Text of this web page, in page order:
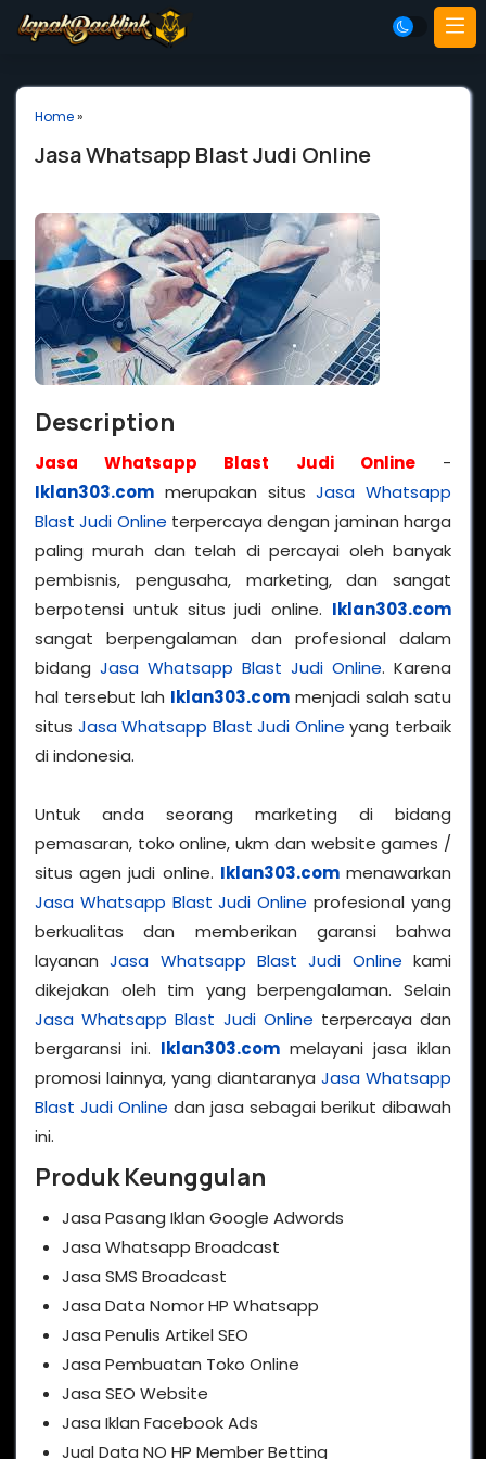
Home»
Jasa Whatsapp Blast Judi Online
Description
Jasa Whatsapp Blast Judi Online-
Iklan303.com merupakan situsJasa Whatsapp
Blast Judi Online terpercaya dengan jaminan harga
paling murah dan telah di percayai oleh banyak
pembisnis, pengusaha, marketing, dan sangat
berpotensi untuk situs judi online. Iklan303.com
sangat berpengalaman dan profesional dalam
bidang Jasa Whatsapp Blast Judi Online. Karena
hal tersebut lah Iklan303.com menjadi salah satu
situs Jasa Whatsapp Blast Judi Online yang terbaik
di indonesia.
Untuk anda seorang marketing di bidang
pemasaran, toko online, ukm dan website games /
situs agen judi online. Iklan303.commenawarkan
Jasa Whatsapp Blast Judi Online profesional yang
berkualitas dan memberikan garansi bahwa
layananJasa Whatsapp Blast Judi Online kami
dikejakan oleh tim yang berpengalaman. Selain
Jasa Whatsapp Blast Judi Online terpercaya dan
bergaransi ini. Iklan303.com melayani jasa iklan
promosi lainnya, yang diantaranya Jasa Whatsapp
Blast Judi Online dan jasa sebagai berikut dibawah
ini.
Produk Keunggulan
Jasa Pasang Iklan Google Adwords
Jasa Whatsapp Broadcast
Jasa SMS Broadcast
Jasa Data Nomor HP Whatsapp
Jasa Penulis Artikel SEO
Jasa Pembuatan Toko Online
Jasa SEO Website
Jasa Iklan Facebook Ads
Jual Data NO HP Member Betting